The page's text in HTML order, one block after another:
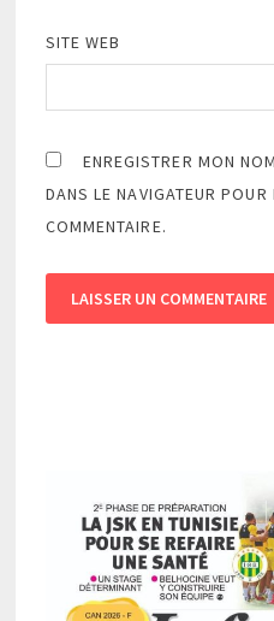
SITE WEB
ENREGISTRER MON
DANS LE NAVIGATEUR
COMMENTAIRE.